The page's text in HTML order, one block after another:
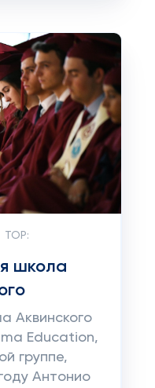
TOP:
школа
Аквинского
Education,
группе,
Антонио